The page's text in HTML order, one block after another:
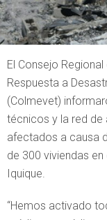
El Consejo
Respuesta a
(Colmevet)
técnicos y la red de
afectados a causa
de 300 viviendas
Iquique.
“Hemos activado